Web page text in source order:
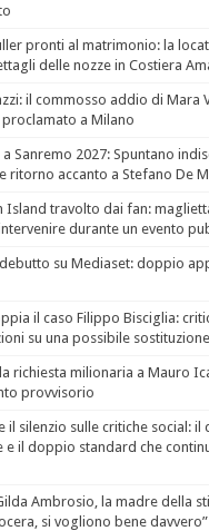
pronti al matrimonio: la
delle nozze in Costiera
il commosso addio di Mara
a Milano
Sanremo 2027: Spuntano
ritorno accanto a Stefano De
Island travolto dai fan:
durante un evento
su Mediaset: doppio
il caso Filippo Bisciglia:
su una possibile sostituzione
richiesta milionaria a Mauro
provvisorio
il silenzio sulle critiche social:
e il doppio standard che
Ambrosio, la madre della
si vogliono bene davvero”